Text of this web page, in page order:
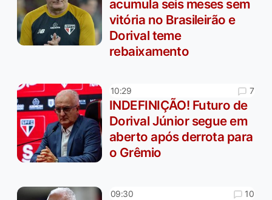
acumula seis meses sem
vitória no Brasileirão e
Dorival teme
rebaixamento
10:29 7
INDEFINIÇÃO! Futuro de
Dorival Júnior segue em
aberto após derrota para
o Grêmio
09:30 10